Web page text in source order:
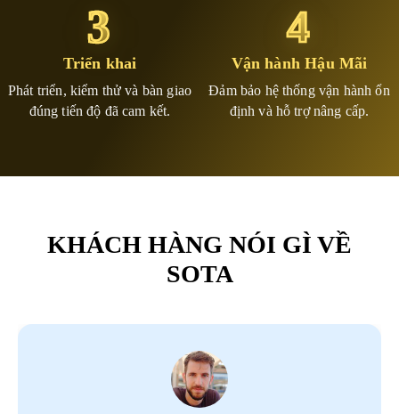
3
Triển khai
Phát triển, kiểm thử và bàn giao
đúng tiến độ đã cam kết.
4
Vận hành Hậu Mãi
Đảm bảo hệ thống vận hành ổn
định và hỗ trợ nâng cấp.
KHÁCH HÀNG NÓI GÌ VỀ
SOTA